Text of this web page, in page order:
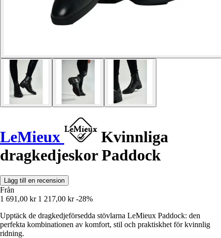
LeMieux
Kvinnliga
dragkedjeskor Paddock
Lägg till en recension
Från
1 691,00 kr 1 217,00 kr -28%
Upptäck de dragkedjeförsedda stövlarna LeMieux Paddock: den
perfekta kombinationen av komfort, stil och praktiskhet för kvinnlig
ridning.